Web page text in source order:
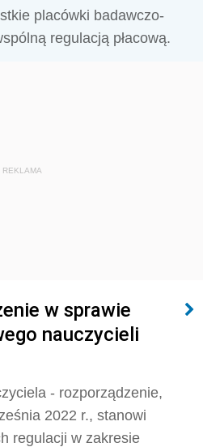
placówki badawczo-
regulacją płacową.
REKLAMA
w sprawie
nauczycieli
- rozporządzenie,
2022 r., stanowi
regulacji w zakresie